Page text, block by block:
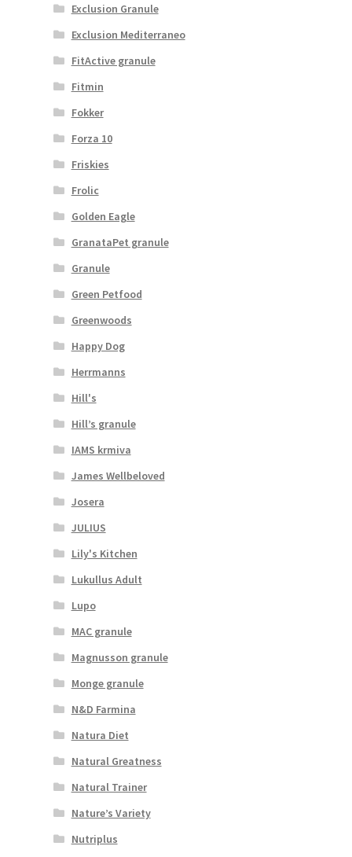
Exclusion Granule
Exclusion Mediterraneo
FitActive granule
Fitmin
Fokker
Forza 10
Friskies
Frolic
Golden Eagle
GranataPet granule
Granule
Green Petfood
Greenwoods
Happy Dog
Herrmanns
Hill's
Hill’s granule
IAMS krmiva
James Wellbeloved
Josera
JULIUS
Lily's Kitchen
Lukullus Adult
Lupo
MAC granule
Magnusson granule
Monge granule
N&D Farmina
Natura Diet
Natural Greatness
Natural Trainer
Nature’s Variety
Nutriplus